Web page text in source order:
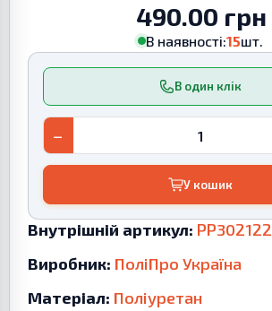
490.00 грн
В наявності:15шт.
В один клік
−
У кошик
Внутрішній артикул: PP302122
Виробник: ПоліПро Україна
Матеріал: Поліуретан